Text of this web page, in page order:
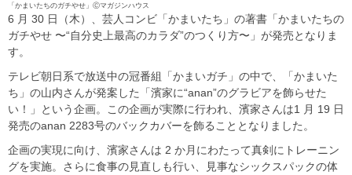
「かまいたちのガチやせ」Ⓒマガジンハウス
6 月 30 日（木）、芸人コンビ「かまいたち」の著書「かまいたちの
ガチやせ 〜“自分史上最高のカラダ”のつくり方〜」が発売となりま
す。
テレビ朝日系で放送中の冠番組「かまいガチ」の中で、「かまいた
ち」の山内さんが発案した「濱家に“anan”のグラビアを飾らせた
い！」という企画。この企画が実際に行われ、濱家さんは1 月 19 日
発売のanan 2283号のバックカバーを飾ることとなりました。
企画の実現に向け、濱家さんは 2 か月にわたって真剣にトレーニン
グを実施。さらに食事の見直しも行い、見事なシックスパックの体